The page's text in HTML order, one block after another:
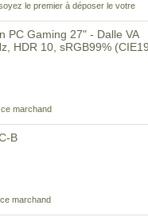
le premier à déposer le votre
PC Gaming 27" - Dalle VA
HDR 10, sRGB99%
marchand
B
marchand